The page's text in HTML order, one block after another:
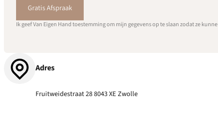
Gratis Afspraak
Ik geef Van Eigen Hand toestemming om mijn gegevens op te slaan zodat ze
Adres
Fruitweidestraat 28 8043 XE Zwolle